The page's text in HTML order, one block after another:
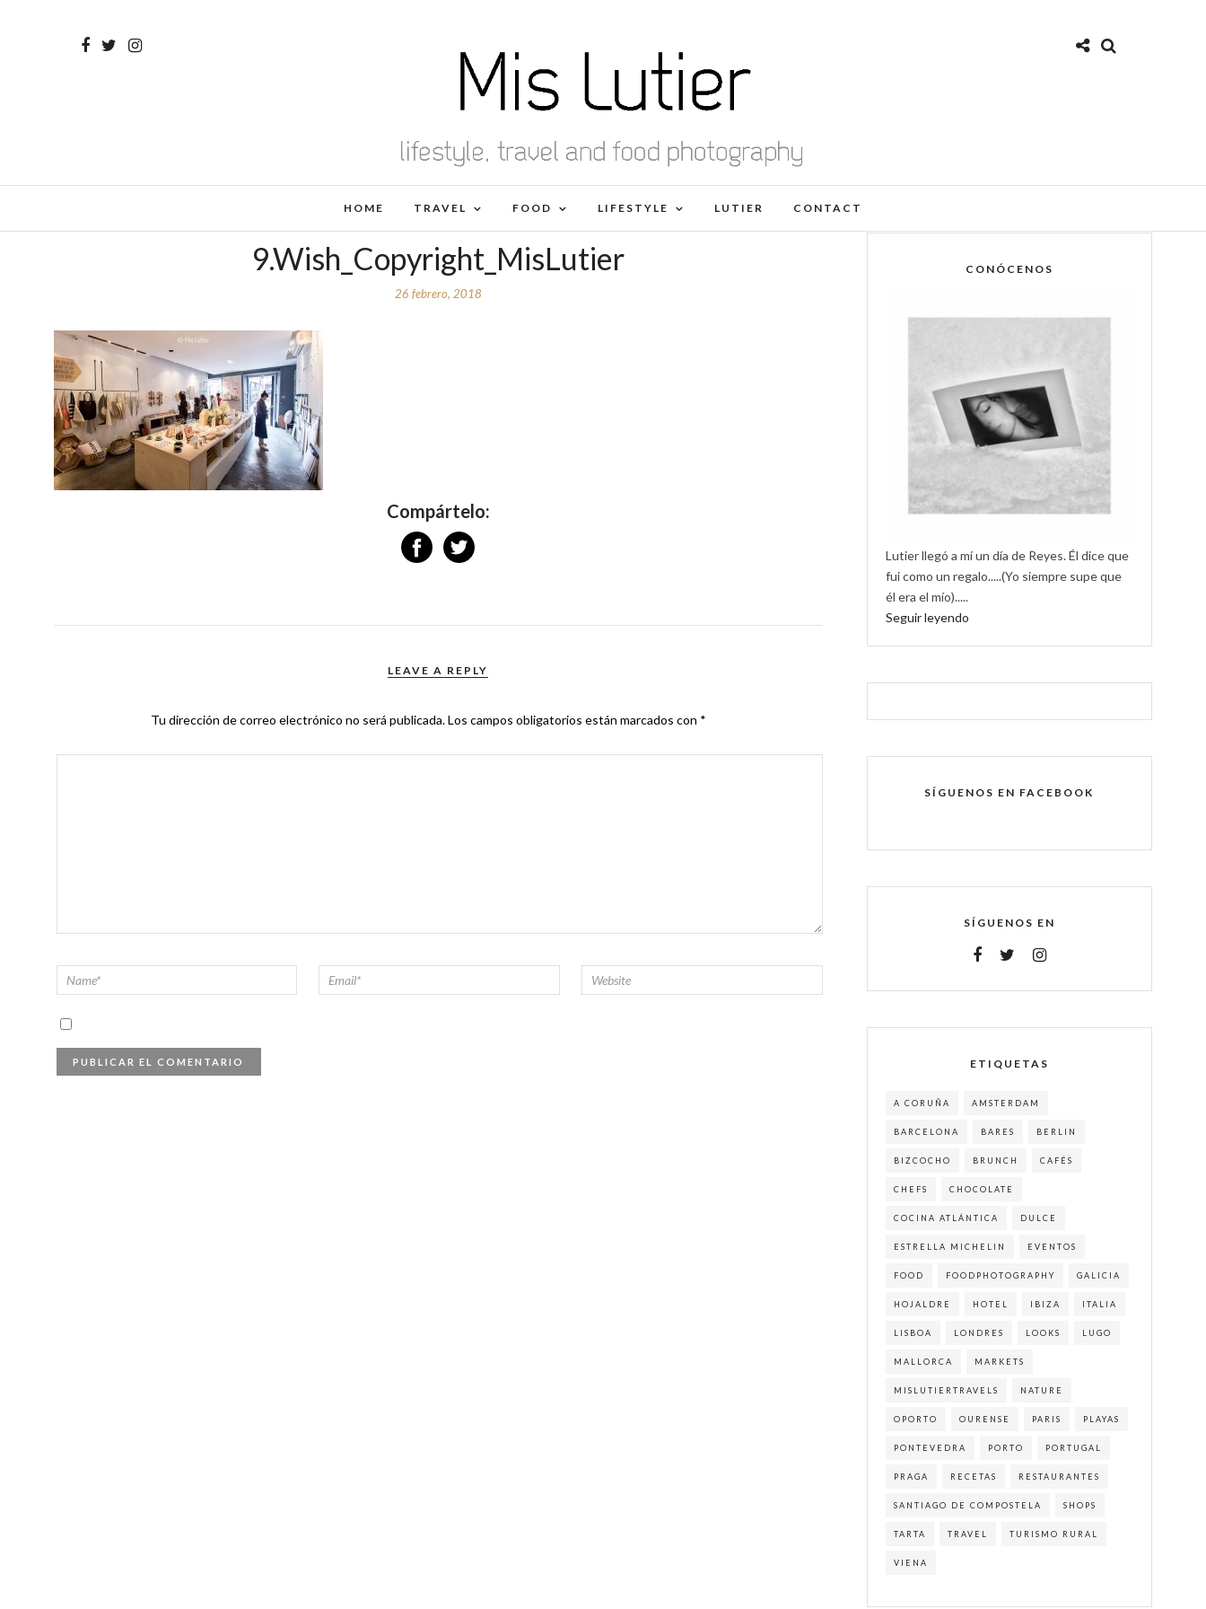
HOME TRAVEL FOOD LIFESTYLE LUTIER CONTACT
9.Wish_Copyright_MisLutier
26 febrero, 2018
Compártelo:
LEAVE A REPLY
Tu dirección de correo electrónico no será publicada.Los campos obligatorios están marcados con *
CONÓCENOS
Lutier llegó a mí un día de Reyes. Él dice que
fui como un regalo.....(Yo siempre supe que
él era el mío).....
Seguir leyendo
SÍGUENOS EN FACEBOOK
SÍGUENOS EN
ETIQUETAS
A CORUÑA AMSTERDAM
BARCELONA BARES BERLIN
BIZCOCHO BRUNCH CAFÉS
CHEFS CHOCOLATE
COCINA ATLÁNTICA DULCE
ESTRELLA MICHELIN EVENTOS
FOOD FOODPHOTOGRAPHY GALICIA
HOJALDRE HOTEL IBIZA ITALIA
LISBOA LONDRES LOOKS LUGO
MALLORCA MARKETS
MISLUTIERTRAVELS NATURE
OPORTO OURENSE PARIS PLAYAS
PONTEVEDRA PORTO PORTUGAL
PRAGA RECETAS RESTAURANTES
SANTIAGO DE COMPOSTELA SHOPS
TARTA TRAVEL TURISMO RURAL
VIENA